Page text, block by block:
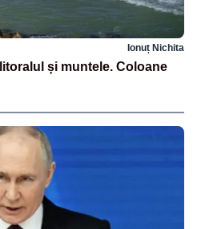
Ionuț Nichita
și muntele. Coloane